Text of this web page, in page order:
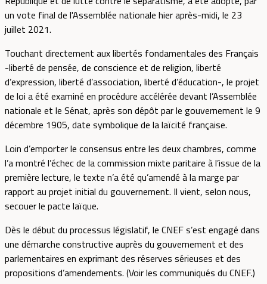
un vote final de l'Assemblée nationale hier après-midi, le 23
juillet 2021.
Touchant directement aux libertés fondamentales des Français
-liberté de pensée, de conscience et de religion, liberté
d’expression, liberté d’association, liberté d’éducation-, le projet
de loi a été examiné en procédure accélérée devant l’Assemblée
nationale et le Sénat, après son dépôt par le gouvernement le 9
décembre 1905, date symbolique de la laïcité française.
Loin d’emporter le consensus entre les deux chambres, comme
l’a montré l’échec de la commission mixte paritaire à l’issue de la
première lecture, le texte n’a été qu’amendé à la marge par
rapport au projet initial du gouvernement. Il vient, selon nous,
secouer le pacte laïque.
Dès le début du processus législatif, le CNEF s’est engagé dans
une démarche constructive auprès du gouvernement et des
parlementaires en exprimant des réserves sérieuses et des
propositions d’amendements. (Voir les communiqués du CNEF.)